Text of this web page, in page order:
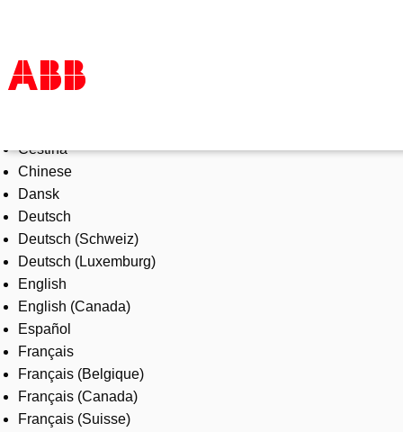
Products & Solutions
Industries
Services
About us
Where to buy
Contact us
Careers
Čeština
Chinese
Dansk
Deutsch
Deutsch (Schweiz)
Deutsch (Luxemburg)
English
English (Canada)
Español
Français
Français (Belgique)
Français (Canada)
Français (Suisse)